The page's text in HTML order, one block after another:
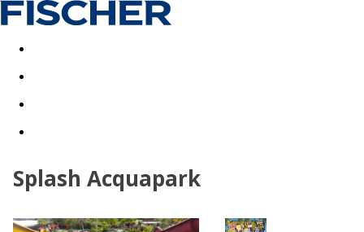
Akční nabídky Last minute
Splash Acquapark